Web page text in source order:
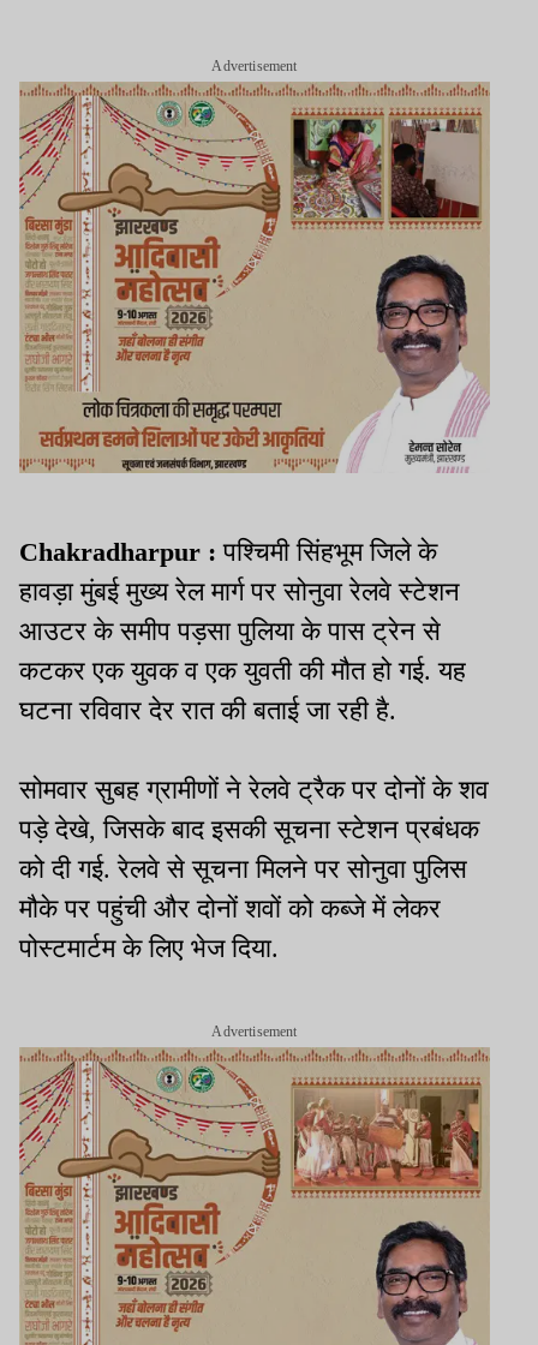
Advertisement
Chakradharpur : पश्चिमी सिंहभूम जिले के
हावड़ा मुंबई मुख्य रेल मार्ग पर सोनुवा रेलवे स्टेशन
आउटर के समीप पड़सा पुलिया के पास ट्रेन से
कटकर एक युवक व एक युवती की मौत हो गई. यह
घटना रविवार देर रात की बताई जा रही है.
सोमवार सुबह ग्रामीणों ने रेलवे ट्रैक पर दोनों के शव
पड़े देखे, जिसके बाद इसकी सूचना स्टेशन प्रबंधक
को दी गई. रेलवे से सूचना मिलने पर सोनुवा पुलिस
मौके पर पहुंची और दोनों शवों को कब्जे में लेकर
पोस्टमार्टम के लिए भेज दिया.
Advertisement